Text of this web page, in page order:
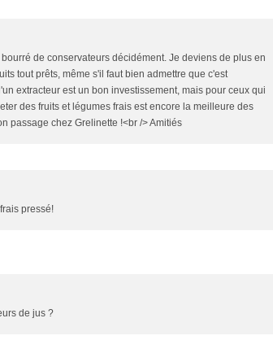
de conservateurs décidément. Je deviens de plus en
tout prêts, même s'il faut bien admettre que c'est
extracteur est un bon investissement, mais pour ceux qui
des fruits et légumes frais est encore la meilleure des
passage chez Grelinette !<br /> Amitiés
pressé!
de jus ?